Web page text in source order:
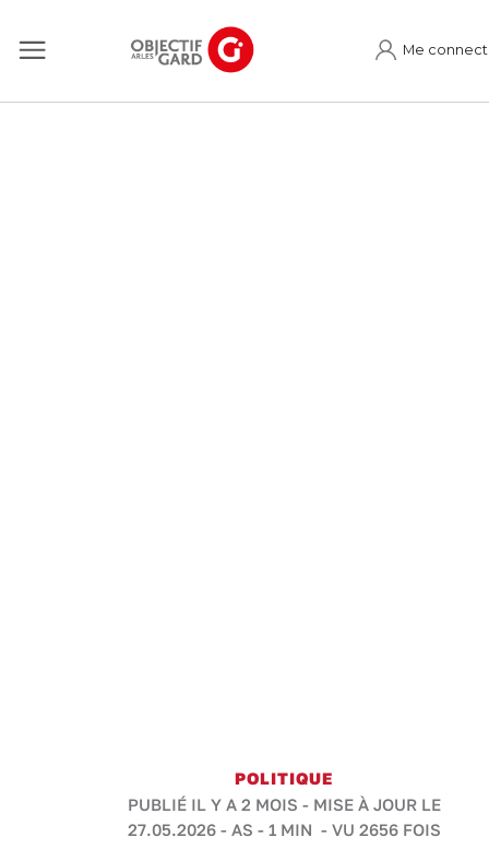
Me
POLITIQUE
PUBLIÉ IL Y A 2 MOIS - MISE À JOUR LE
27.05.2026 - AS - 1 MIN - VU 2656 FOIS